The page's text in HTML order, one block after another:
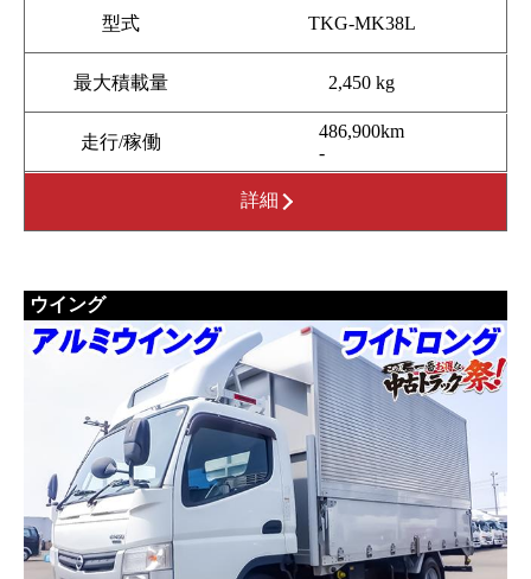
型式 TKG-MK38L
最大積載量 2,450 kg
走行/稼働
486,900km
-
詳細
ウイング